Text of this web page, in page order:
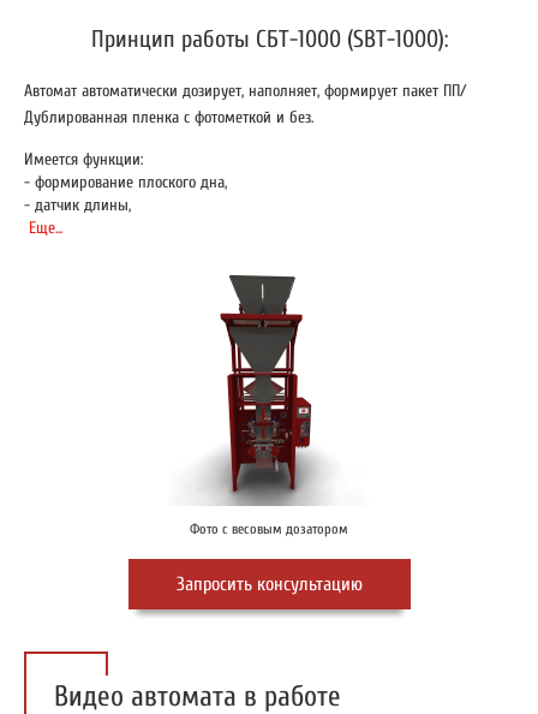
Принцип работы СБТ-1000 (SBT-1000):
Автомат автоматически дозирует, наполняет, формирует пакет ПП/
Дублированная пленка с фотометкой и без.
Имеется функции:
- формирование плоского дна,
- датчик длины,
Еще...
Фото с весовым дозатором
Запросить консультацию
Видео автомата в работе